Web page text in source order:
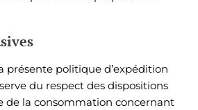
présente politique d’expédition
du respect des dispositions
de la consommation concernant